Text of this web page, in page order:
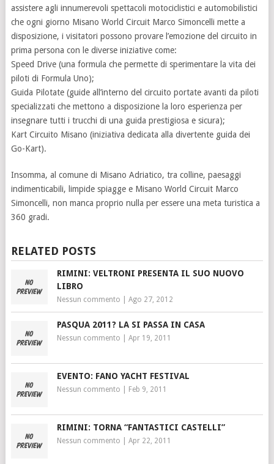
assistere agli innumerevoli spettacoli motociclistici e automobilistici
che ogni giorno Misano World Circuit Marco Simoncelli mette a
disposizione, i visitatori possono provare l’emozione del circuito in
prima persona con le diverse iniziative come:
Speed Drive (una formula che permette di sperimentare la vita dei
piloti di Formula Uno);
Guida Pilotate (guide all’interno del circuito portate avanti da piloti
specializzati che mettono a disposizione la loro esperienza per
insegnare tutti i trucchi di una guida prestigiosa e sicura);
Kart Circuito Misano (iniziativa dedicata alla divertente guida dei
Go-Kart).
Insomma, al comune di Misano Adriatico, tra colline, paesaggi
indimenticabili, limpide spiagge e Misano World Circuit Marco
Simoncelli, non manca proprio nulla per essere una meta turistica a
360 gradi.
RELATED POSTS
RIMINI: VELTRONI PRESENTA IL SUO NUOVO
LIBRO
Nessun commento Ago 27, 2012
PASQUA 2011? LA SI PASSA IN CASA
Nessun commento Apr 19, 2011
EVENTO: FANO YACHT FESTIVAL
Nessun commento Feb 9, 2011
RIMINI: TORNA “FANTASTICI CASTELLI”
Nessun commento Apr 22, 2011